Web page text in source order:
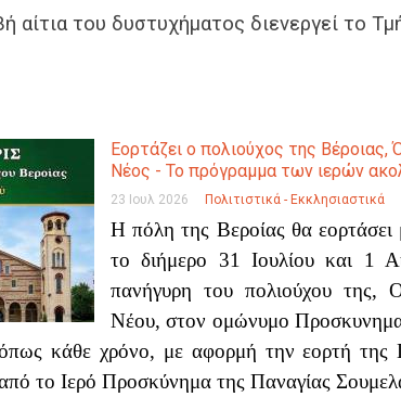
αίτια του δυστυχήματος διενεργεί το
Εορτάζει ο πολιούχος της Βέροιας,
Νέος - Το πρόγραμμα των ιερών
23 Ιουλ 2026 Πολιτιστικά - Εκκλησιαστικά
Η πόλη της Βεροίας θα
το διήμερο 31 Ιουλίου και 1
πανήγυρη του πολιούχου της,
Νέου, στον ομώνυμο
κάθε χρόνο, με αφορμή την εορτή της
το Ιερό Προσκύνημα της Παναγίας